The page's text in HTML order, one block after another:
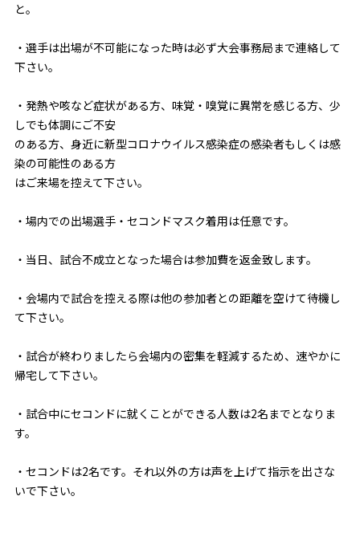
と。
・選手は出場が不可能になった時は必ず大会事務局まで連絡して
下さい。
・発熱や咳など症状がある方、味覚・嗅覚に異常を感じる方、少
しでも体調にご不安
のある方、身近に新型コロナウイルス感染症の感染者もしくは感
染の可能性のある方
はご来場を控えて下さい。
・場内での出場選手・セコンドマスク着用は任意です。
・当日、試合不成立となった場合は参加費を返金致します。
・会場内で試合を控える際は他の参加者との距離を空けて待機し
て下さい。
・試合が終わりましたら会場内の密集を軽減するため、速やかに
帰宅して下さい。
・試合中にセコンドに就くことができる人数は2名までとなりま
す。
・セコンドは2名です。それ以外の方は声を上げて指示を出さな
いで下さい。